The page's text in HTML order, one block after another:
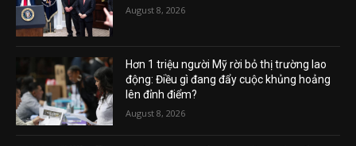
August 8, 2026
Hơn 1 triệu người Mỹ rời bỏ thị trường lao
động: Điều gì đang đẩy cuộc khủng hoảng
lên đỉnh điểm?
August 8, 2026